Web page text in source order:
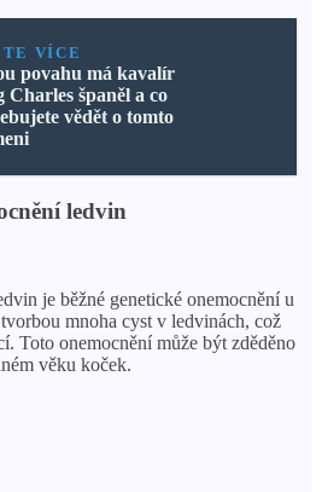
VÍCE
povahu má kavalír
Charles španěl a co
vědět o tomto
ledvin
je běžné genetické onemocnění u
mnoha cyst v ledvinách, což
Toto onemocnění může být zděděno
věku koček.